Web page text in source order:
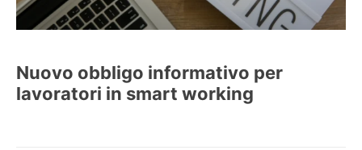
Nuovo obbligo informativo per
lavoratori in smart working